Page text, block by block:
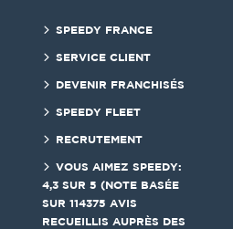
SPEEDY FRANCE
SERVICE CLIENT
DEVENIR FRANCHISÉS
SPEEDY FLEET
RECRUTEMENT
VOUS AIMEZ SPEEDY:
4,3 SUR 5 (NOTE BASÉE
SUR 114375 AVIS
RECUEILLIS AUPRÈS DES